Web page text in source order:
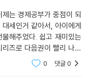
쉽고 재미있는
즈로 다음권이 빨리 나왔
0 댓글0